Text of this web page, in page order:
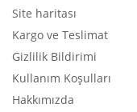
Site haritası
Kargo ve Teslimat
Gizlilik Bildirimi
Kullanım Koşulları
Hakkımızda